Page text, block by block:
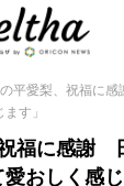
の平愛梨、祝福に
す」
福に感謝
おしく感じ